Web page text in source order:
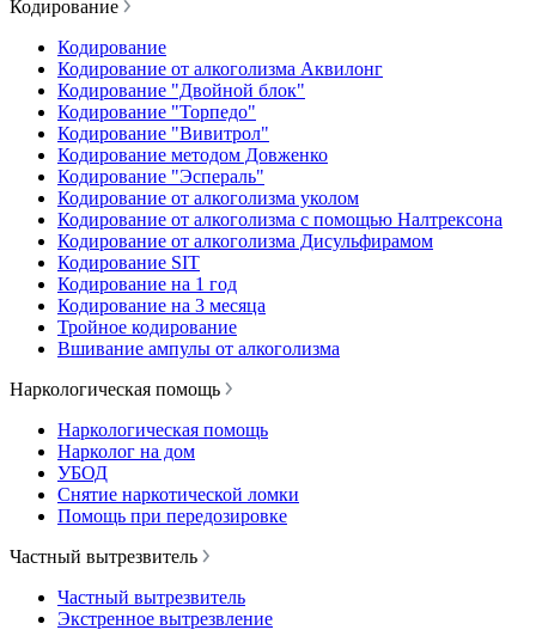
Кодирование
Кодирование
Кодирование от алкоголизма Аквилонг
Кодирование "Двойной блок"
Кодирование "Торпедо"
Кодирование "Вивитрол"
Кодирование методом Довженко
Кодирование "Эспераль"
Кодирование от алкоголизма уколом
Кодирование от алкоголизма с помощью Налтрексона
Кодирование от алкоголизма Дисульфирамом
Кодирование SIT
Кодирование на 1 год
Кодирование на 3 месяца
Тройное кодирование
Вшивание ампулы от алкоголизма
Наркологическая помощь
Наркологическая помощь
Нарколог на дом
УБОД
Снятие наркотической ломки
Помощь при передозировке
Частный вытрезвитель
Частный вытрезвитель
Экстренное вытрезвление